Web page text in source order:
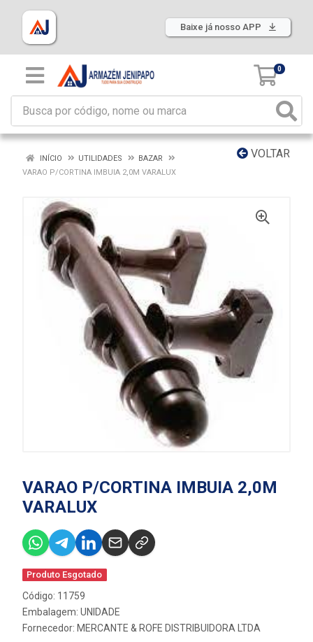
Baixe já nosso APP
0
VOLTAR
INÍCIO UTILIDADES
BAZAR
VARAO P/CORTINA IMBUIA 2,0M VARALUX
VARAO P/CORTINA IMBUIA 2,0M
VARALUX
Produto Esgotado
Código: 11759
Embalagem: UNIDADE
Fornecedor: MERCANTE & ROFE DISTRIBUIDORA LTDA